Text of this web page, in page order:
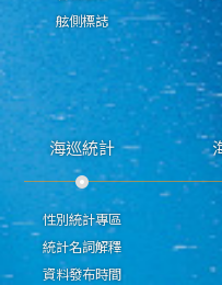
舷側標誌
海巡統計
性別統計專區
統計名詞解釋
資料發布時間